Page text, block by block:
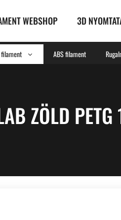
WEBSHOP 3D
filament ABS filament
ZÖLD